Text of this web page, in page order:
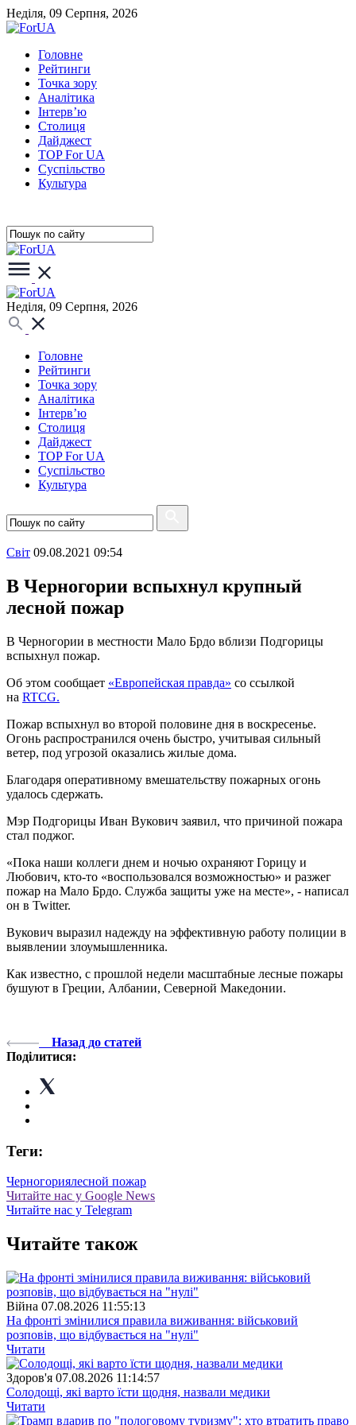
Неділя, 09 Серпня, 2026
Головне
Рейтинги
Точка зору
Аналітика
Інтерв’ю
Столиця
Дайджест
TOP For UA
Суспiльство
Культура
Неділя, 09 Серпня, 2026
Головне
Рейтинги
Точка зору
Аналітика
Інтерв’ю
Столиця
Дайджест
TOP For UA
Суспiльство
Культура
Свiт 09.08.2021 09:54
В Черногории вспыхнул крупный
лесной пожар
В Черногории в местности Мало Брдо вблизи Подгорицы
вспыхнул пожар.
Об этом сообщает «Европейская правда» со ссылкой
на RTCG.
Пожар вспыхнул во второй половине дня в воскресенье.
Огонь распространился очень быстро, учитывая сильный
ветер, под угрозой оказались жилые дома.
Благодаря оперативному вмешательству пожарных огонь
удалось сдержать.
Мэр Подгорицы Иван Вукович заявил, что причиной пожара
стал поджог.
«Пока наши коллеги днем ​​и ночью охраняют Горицу и
Любович, кто-то «воспользовался возможностью» и разжег
пожар на Мало Брдо. Служба защиты уже на месте», - написал
он в Twitter.
Вукович выразил надежду на эффективную работу полиции в
выявлении злоумышленника.
Как известно, с прошлой недели масштабные лесные пожары
бушуют в Греции, Албании, Северной Македонии.
Назад до статей
Поділитися:
Теги:
Черногориялесной пожар
Читайте нас у Google News
Читайте нас у Telegram
Читайте також
Війна 07.08.2026 11:55:13
На фронті змінилися правила виживання: військовий
розповів, що відбувається на "нулі"
Читати
Здоров'я 07.08.2026 11:14:57
Солодощі, які варто їсти щодня, назвали медики
Читати